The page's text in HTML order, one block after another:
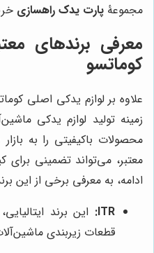
مجموعۀ پارت یدک راهسازی
معرفی برندهای
کوماتسو
علاوه بر لوازم یدکی اصلی
زمینه تولید لوازم یدکی
محصولات باکیفیتی را به
معتبر، می‌تواند تضمینی
ادامه، به معرفی برخی از این
ITR: این برند
قطعات زیربندی